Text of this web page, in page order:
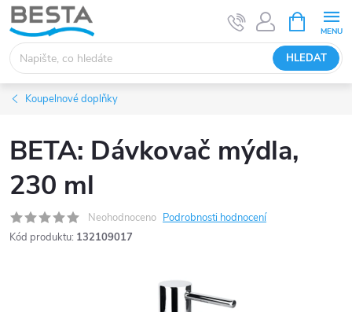
Přejít
na
obsah
HLEDAT
NÁKUPNÍ
KOŠÍK
Koupelnové doplňky
BETA: Dávkovač mýdla,
230 ml
Neohodnoceno Podrobnosti hodnocení
Kód produktu: 132109017